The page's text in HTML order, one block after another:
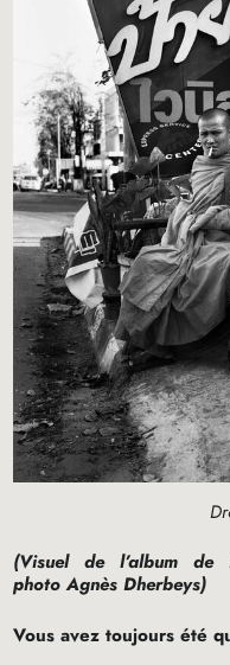
(Visuel de l’album de
photo Agnès Dherbeys)
Vous avez toujours été